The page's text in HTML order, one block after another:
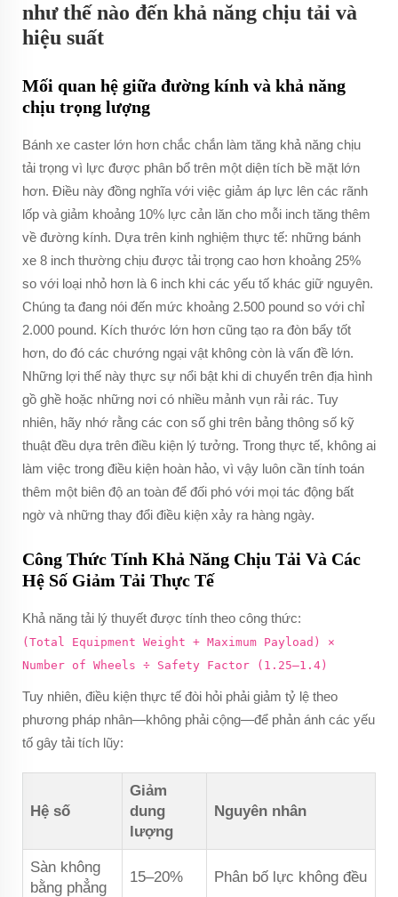
như thế nào đến khả năng chịu tải và
hiệu suất
Mối quan hệ giữa đường kính và khả năng
chịu trọng lượng
Bánh xe caster lớn hơn chắc chắn làm tăng khả năng chịu
tải trọng vì lực được phân bổ trên một diện tích bề mặt lớn
hơn. Điều này đồng nghĩa với việc giảm áp lực lên các rãnh
lốp và giảm khoảng 10% lực cản lăn cho mỗi inch tăng thêm
về đường kính. Dựa trên kinh nghiệm thực tế: những bánh
xe 8 inch thường chịu được tải trọng cao hơn khoảng 25%
so với loại nhỏ hơn là 6 inch khi các yếu tố khác giữ nguyên.
Chúng ta đang nói đến mức khoảng 2.500 pound so với chỉ
2.000 pound. Kích thước lớn hơn cũng tạo ra đòn bẩy tốt
hơn, do đó các chướng ngại vật không còn là vấn đề lớn.
Những lợi thế này thực sự nổi bật khi di chuyển trên địa hình
gồ ghề hoặc những nơi có nhiều mảnh vụn rải rác. Tuy
nhiên, hãy nhớ rằng các con số ghi trên bảng thông số kỹ
thuật đều dựa trên điều kiện lý tưởng. Trong thực tế, không ai
làm việc trong điều kiện hoàn hảo, vì vậy luôn cần tính toán
thêm một biên độ an toàn để đối phó với mọi tác động bất
ngờ và những thay đổi điều kiện xảy ra hàng ngày.
Công Thức Tính Khả Năng Chịu Tải Và Các
Hệ Số Giảm Tải Thực Tế
Khả năng tải lý thuyết được tính theo công thức:
(Total Equipment Weight + Maximum Payload) ×
Number of Wheels ÷ Safety Factor (1.25–1.4)
Tuy nhiên, điều kiện thực tế đòi hỏi phải giảm tỷ lệ theo
phương pháp nhân—không phải cộng—để phản ánh các yếu
tố gây tải tích lũy:
Hệ số
Giảm
dung
lượng
Nguyên nhân
Sàn không
bằng phẳng
15–20% Phân bố lực không đều